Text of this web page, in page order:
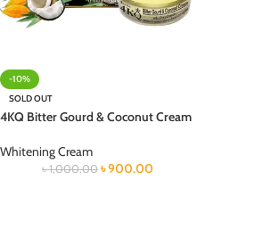
-10%
SOLD OUT
4KQ Bitter Gourd & Coconut Cream
Whitening Cream
৳1,000.00 ৳900.00